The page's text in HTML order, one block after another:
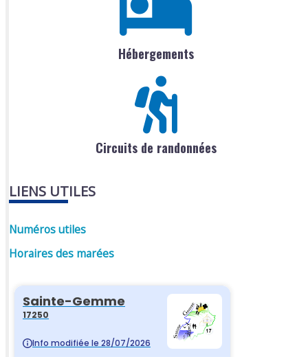
Hébergements
Circuits de randonnées
LIENS UTILES
Numéros utiles
Horaires des marées